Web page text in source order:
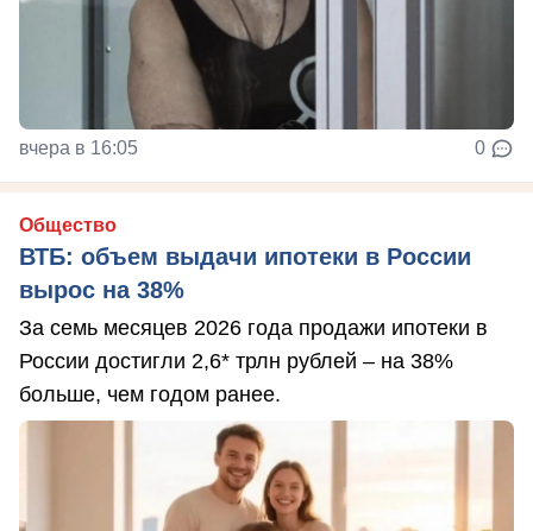
вчера в 16:05 0
Общество
ВТБ: объем выдачи ипотеки в России
вырос на 38%
За семь месяцев 2026 года продажи ипотеки в
России достигли 2,6* трлн рублей – на 38%
больше, чем годом ранее.